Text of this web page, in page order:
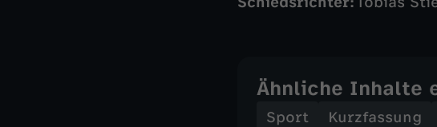
Ähnliche Inhalte
Sport Kurzfassung